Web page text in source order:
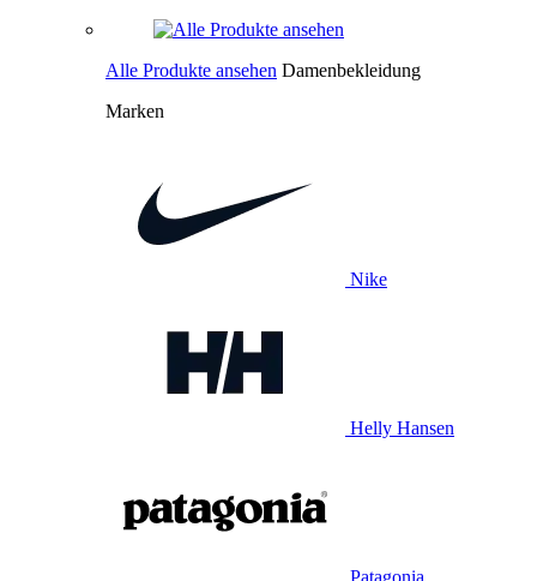
Alle Produkte ansehen Damenbekleidung
Marken
Nike
Helly Hansen
Patagonia